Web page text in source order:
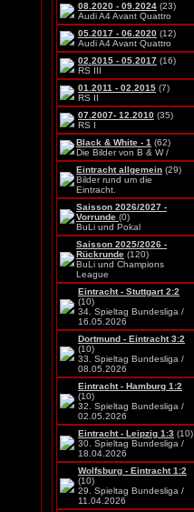
08.2020 - 09.2024 (23)
Audi A4 Avant Quattro
05.2017 - 06.2020 (12)
Audi A4 Avant Quattro
02.2015 - 05.2017 (16)
RS III
01.2011 - 02.2015 (7)
RS II
07.2007- 12.2010 (35)
RS I
Black & White - 1 (62)
Die Bilder von B & W /
Eintracht allgemein (29)
Bilder rund um die
Eintracht.
Saisson 2026/2027 -
Vorrunde (0)
BuLi und Pokal
Saisson 2025/2026 -
Rückrunde (120)
BuLi und Champions
League
Eintracht - Stuttgart 2:2
(10)
34. Spieltag Bundesliga /
16.05.2026
Dortmund - Eintracht 3:2
(10)
33. Spieltag Bundesliga /
08.05.2026
Eintracht - Hamburg 1:2
(10)
32. Spieltag Bundesliga /
02.05.2026
Eintracht - Leipzig 1:3 (10)
30. Spieltag Bundesliga /
18.04.2026
Wolfsburg - Eintracht 1:2
(10)
29. Spieltag Bundesliga /
11.04.2026